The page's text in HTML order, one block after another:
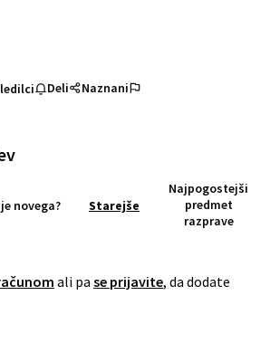
Deli Naznani
novega? Starejše
Najpogostejši
predmet
razprave
ali pa se prijavite, da dodate